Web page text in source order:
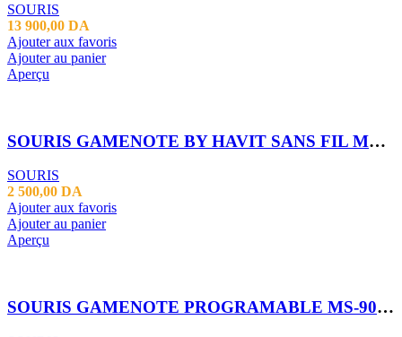
SOURIS
13 900,00 DA
Ajouter aux favoris
Ajouter au panier
Aperçu
SOURIS GAMENOTE BY HAVIT SANS FIL MS-58WB 2.4G+BT
SOURIS
2 500,00 DA
Ajouter aux favoris
Ajouter au panier
Aperçu
SOURIS GAMENOTE PROGRAMABLE MS-900S